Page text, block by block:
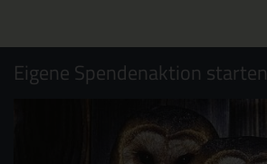
Eigene Spendenaktion starten